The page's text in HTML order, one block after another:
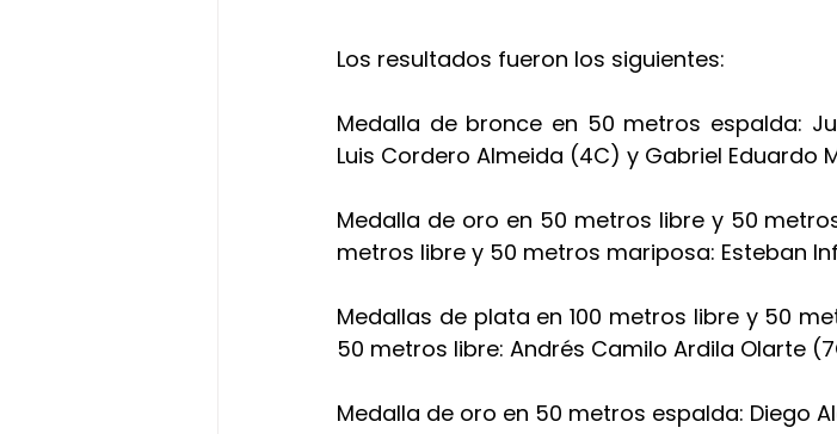
Los resultados fueron los siguientes:
Medalla de bronce en 50 metros espalda:
Luis Cordero Almeida (4C) y Gabriel Eduardo
Medalla de oro en 50 metros libre y 50
metros libre y 50 metros mariposa: Esteban
Medallas de plata en 100 metros libre y 50
50 metros libre: Andrés Camilo Ardila Olarte
Medalla de oro en 50 metros espalda: Diego